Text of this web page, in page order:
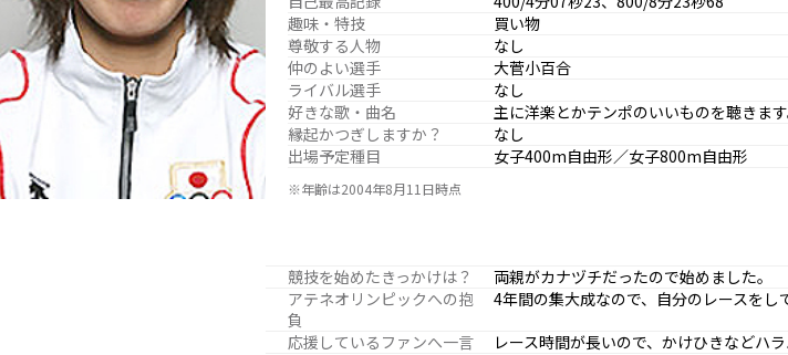
趣味・特技
買い物
尊敬する人物
なし
仲のよい選手
大菅小百合
ライバル選手
なし
好きな歌・曲名
主に洋楽とかテンポのいいものを聴きます
縁起かつぎしますか？
なし
出場予定種目
女子400m自由形／女子800m自由形
※年齢は2004年8月11日時点
競技を始めたきっかけは？
両親がカナヅチだったので始めました。
アテネオリンピックへの抱
負
4年間の集大成なので、自分のレースをし
応援しているファンへ一言
レース時間が長いので、かけひきなどハ